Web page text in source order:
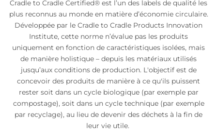
Cradle to Cradle Certified® est l’un des labels de qualité les
plus reconnus au monde en matière d’économie circulaire.
Développée par le Cradle to Cradle Products Innovation
Institute, cette norme n’évalue pas les produits
uniquement en fonction de caractéristiques isolées, mais
de manière holistique – depuis les matériaux utilisés
jusqu’aux conditions de production. L'objectif est de
concevoir des produits de manière à ce qu'ils puissent
rester soit dans un cycle biologique (par exemple par
compostage), soit dans un cycle technique (par exemple
par recyclage), au lieu de devenir des déchets à la fin de
leur vie utile.